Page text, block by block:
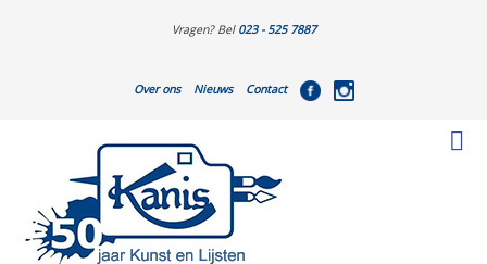
Vragen? Bel 023 - 525 7887
Over ons Nieuws Contact